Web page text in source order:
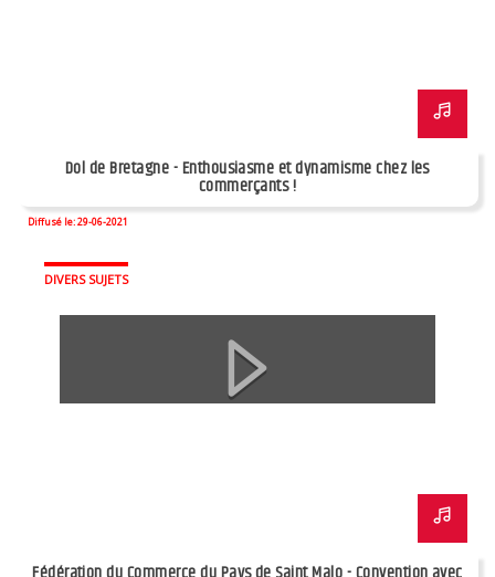
Dol de Bretagne - Enthousiasme et dynamisme chez les
commerçants !
Diffusé le: 29-06-2021
DIVERS SUJETS